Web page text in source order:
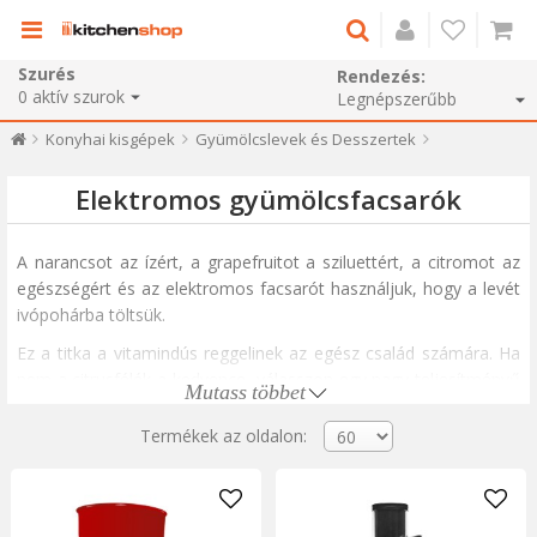
Szurés
0 aktív szurok
Rendezés:
Konyhai kisgépek Gyümölcslevek és Desszertek
Elektromos gyümölcsfacsarók
A narancsot az ízért, a grapefruitot a sziluettért, a citromot az
egészségért és az elektromos facsarót használjuk, hogy a levét
ivópohárba töltsük.
Ez a titka a vitamindús reggelinek az egész család számára. Ha
lassú facsarót a gyümölcsökhöz és zöldségekhez, amely még a
gyökeres zöldségeket, almát vagy kemény zöldségeket is ki
tudja préselni. Levesekhez, gyümölcslevekhez és
paradicsomkonzervekhez az érett paradicsom préselésére és
szűrésére szolgáló eszközök széles skáláját biztosítjuk - az őszi
Mutass többet
Termékek az oldalon: